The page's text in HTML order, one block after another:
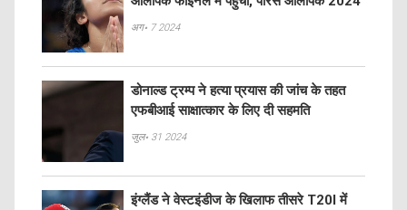
अग॰ 7 2024
डोनाल्ड ट्रम्प ने हत्या प्रयास की जांच के तहत
एफबीआई साक्षात्कार के लिए दी सहमति
जुल॰ 31 2024
इंग्लैंड ने वेस्टइंडीज के खिलाफ तीसरे T20I में